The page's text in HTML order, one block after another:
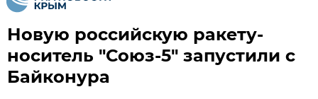
Новую российскую ракету-
носитель "Союз-5" запустили с
Байконура